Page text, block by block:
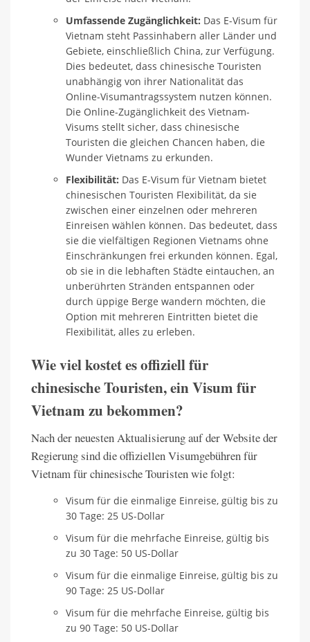
Umfassende Zugänglichkeit: Das E-Visum für
Vietnam steht Passinhabern aller Länder und
Gebiete, einschließlich China, zur Verfügung.
Dies bedeutet, dass chinesische Touristen
unabhängig von ihrer Nationalität das
Online-Visumantragssystem nutzen können.
Die Online-Zugänglichkeit des Vietnam-
Visums stellt sicher, dass chinesische
Touristen die gleichen Chancen haben, die
Wunder Vietnams zu erkunden.
Flexibilität: Das E-Visum für Vietnam bietet
chinesischen Touristen Flexibilität, da sie
zwischen einer einzelnen oder mehreren
Einreisen wählen können. Das bedeutet, dass
sie die vielfältigen Regionen Vietnams ohne
Einschränkungen frei erkunden können. Egal,
ob sie in die lebhaften Städte eintauchen, an
unberührten Stränden entspannen oder
durch üppige Berge wandern möchten, die
Option mit mehreren Eintritten bietet die
Flexibilität, alles zu erleben.
Wie viel kostet es offiziell für
chinesische Touristen, ein Visum für
Vietnam zu bekommen?
Nach der neuesten Aktualisierung auf der Website der
Regierung sind die offiziellen Visumgebühren für
Vietnam für chinesische Touristen wie folgt:
Visum für die einmalige Einreise, gültig bis zu
30 Tage: 25 US-Dollar
Visum für die mehrfache Einreise, gültig bis
zu 30 Tage: 50 US-Dollar
Visum für die einmalige Einreise, gültig bis zu
90 Tage: 25 US-Dollar
Visum für die mehrfache Einreise, gültig bis
zu 90 Tage: 50 US-Dollar